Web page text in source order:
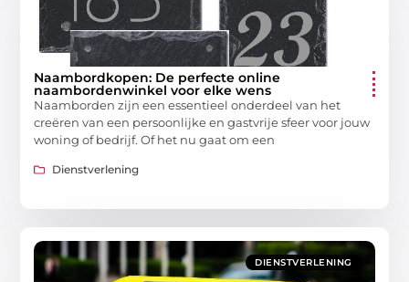
Naambordkopen: De perfecte online
naambordenwinkel voor elke wens
Naamborden zijn een essentieel onderdeel van het
creëren van een persoonlijke en gastvrije sfeer voor jouw
woning of bedrijf. Of het nu gaat om een
Dienstverlening
DIENSTVERLENING